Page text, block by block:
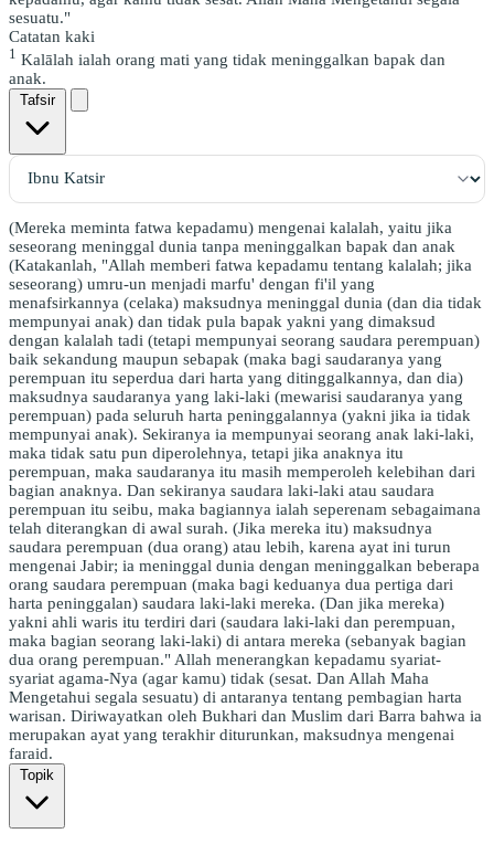
sesuatu."
Catatan kaki
1 Kalālah ialah orang mati yang tidak meninggalkan bapak dan
anak.
Tafsir
(Mereka meminta fatwa kepadamu) mengenai kalalah, yaitu jika
seseorang meninggal dunia tanpa meninggalkan bapak dan anak
(Katakanlah, "Allah memberi fatwa kepadamu tentang kalalah; jika
seseorang) umru-un menjadi marfu' dengan fi'il yang
menafsirkannya (celaka) maksudnya meninggal dunia (dan dia tidak
mempunyai anak) dan tidak pula bapak yakni yang dimaksud
dengan kalalah tadi (tetapi mempunyai seorang saudara perempuan)
baik sekandung maupun sebapak (maka bagi saudaranya yang
perempuan itu seperdua dari harta yang ditinggalkannya, dan dia)
maksudnya saudaranya yang laki-laki (mewarisi saudaranya yang
perempuan) pada seluruh harta peninggalannya (yakni jika ia tidak
mempunyai anak). Sekiranya ia mempunyai seorang anak laki-laki,
maka tidak satu pun diperolehnya, tetapi jika anaknya itu
perempuan, maka saudaranya itu masih memperoleh kelebihan dari
bagian anaknya. Dan sekiranya saudara laki-laki atau saudara
perempuan itu seibu, maka bagiannya ialah seperenam sebagaimana
telah diterangkan di awal surah. (Jika mereka itu) maksudnya
saudara perempuan (dua orang) atau lebih, karena ayat ini turun
mengenai Jabir; ia meninggal dunia dengan meninggalkan beberapa
orang saudara perempuan (maka bagi keduanya dua pertiga dari
harta peninggalan) saudara laki-laki mereka. (Dan jika mereka)
yakni ahli waris itu terdiri dari (saudara laki-laki dan perempuan,
maka bagian seorang laki-laki) di antara mereka (sebanyak bagian
dua orang perempuan." Allah menerangkan kepadamu syariat-
syariat agama-Nya (agar kamu) tidak (sesat. Dan Allah Maha
Mengetahui segala sesuatu) di antaranya tentang pembagian harta
warisan. Diriwayatkan oleh Bukhari dan Muslim dari Barra bahwa ia
merupakan ayat yang terakhir diturunkan, maksudnya mengenai
faraid.
Topik